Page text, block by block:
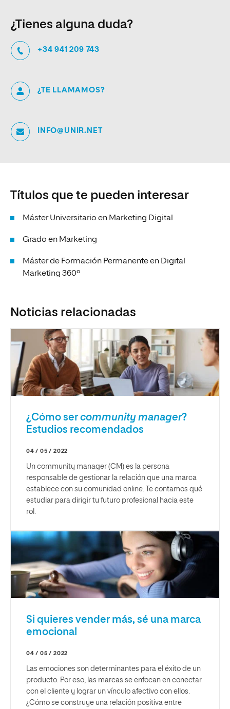
¿Tienes alguna duda?
+34 941 209 743
¿TE LLAMAMOS?
INFO@UNIR.NET
Títulos que te pueden interesar
Máster Universitario en Marketing Digital
Grado en Marketing
Máster de Formación Permanente en Digital
Marketing 360º
Noticias relacionadas
¿Cómo sercommunity manager?
Estudios recomendados
04 / 05 / 2022
Un community manager (CM) es la persona
responsable de gestionar la relación que una marca
establece con su comunidad online. Te contamos qué
estudiar para dirigir tu futuro profesional hacia este
rol.
Si quieres vender más, sé una marca
emocional
04 / 05 / 2022
Las emociones son determinantes para el éxito de un
producto. Por eso, las marcas se enfocan en conectar
con el cliente y lograr un vínculo afectivo con ellos.
¿Cómo se construye una relación positiva entre